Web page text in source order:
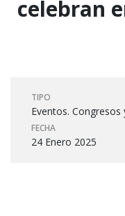
celebran
TIPO
Eventos. Congresos
FECHA
24 Enero 2025